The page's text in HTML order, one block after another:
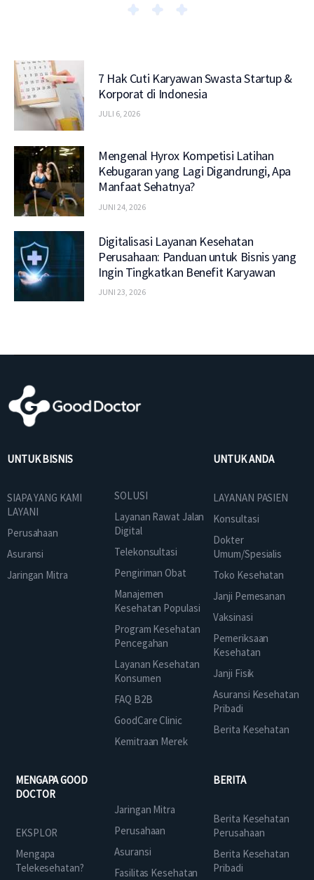
7 Hak Cuti Karyawan Swasta Startup &
Korporat di Indonesia
JULI 6, 2026
Mengenal Hyrox Kompetisi Latihan
Kebugaran yang Lagi Digandrungi, Apa
Manfaat Sehatnya?
JUNI 24, 2026
Digitalisasi Layanan Kesehatan
Perusahaan: Panduan untuk Bisnis yang
Ingin Tingkatkan Benefit Karyawan
JUNI 23, 2026
UNTUK BISNIS
SIAPA YANG KAMI
LAYANI
Perusahaan
Asuransi
Jaringan Mitra
SOLUSI
Layanan Rawat Jalan
Digital
Telekonsultasi
Pengiriman Obat
Manajemen
Kesehatan Populasi
Program Kesehatan
Pencegahan
Layanan Kesehatan
Konsumen
FAQ B2B
GoodCare Clinic
Kemitraan Merek
UNTUK ANDA
LAYANAN PASIEN
Konsultasi
Dokter
Umum/Spesialis
Toko Kesehatan
Janji Pemesanan
Vaksinasi
Pemeriksaan
Kesehatan
Janji Fisik
Asuransi Kesehatan
Pribadi
Berita Kesehatan
MENGAPA GOOD
DOCTOR
EKSPLOR
Mengapa
Telekesehatan?
Jaringan Mitra
Perusahaan
Asuransi
Fasilitas Kesehatan
BERITA
Berita Kesehatan
Perusahaan
Berita Kesehatan
Pribadi